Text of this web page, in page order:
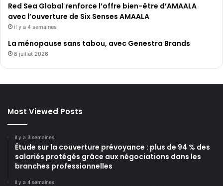
Red Sea Global renforce l’offre bien-être d’AMAALA
avec l’ouverture de Six Senses AMAALA
il y a 4 semaines
La ménopause sans tabou, avec Genestra Brands
8 juillet 2026
Most Viewed Posts
il y a 3 semaines
Étude sur la couverture prévoyance : plus de 94 % des
salariés protégés grâce aux négociations dans les
branches professionnelles
il y a 4 semaines